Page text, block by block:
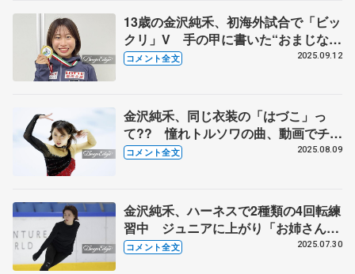
13歳の金沢純禾、初海外試合で「ビッ
クリ」V 手の甲に書いた“おまじな
い”の言葉とは【ジュニアGP第3戦イ
コメント全文 2025.09.12
金沢純禾、同じ衣装の「はづこ」っ
て?? 憧れトルソワの曲、動画でチェ
ックも 【サマーカップ・ジュニア女
コメント全文 2025.08.09
金沢純禾、ハーネスで2種類の4回転練
習中 ジュニアに上がり「お姉さんと
戦っていける」 【全日本ジュニア合宿
コメント全文 2025.07.30